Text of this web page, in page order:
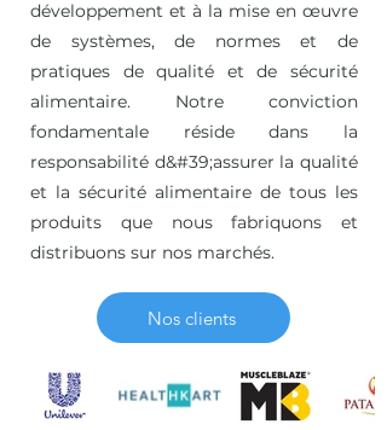
développement et à la mise en œuvre
de systèmes, de normes et de
pratiques de qualité et de sécurité
alimentaire. Notre conviction
fondamentale réside dans la
responsabilité d&#39;assurer la qualité
et la sécurité alimentaire de tous les
produits que nous fabriquons et
distribuons sur nos marchés.
Nos clients